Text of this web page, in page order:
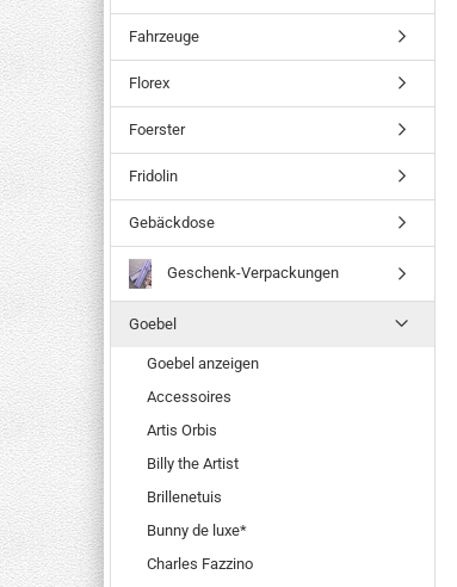
Fahrzeuge
Florex
Foerster
Fridolin
Gebäckdose
Geschenk-Verpackungen
Goebel
Goebel anzeigen
Accessoires
Artis Orbis
Billy the Artist
Brillenetuis
Bunny de luxe*
Charles Fazzino